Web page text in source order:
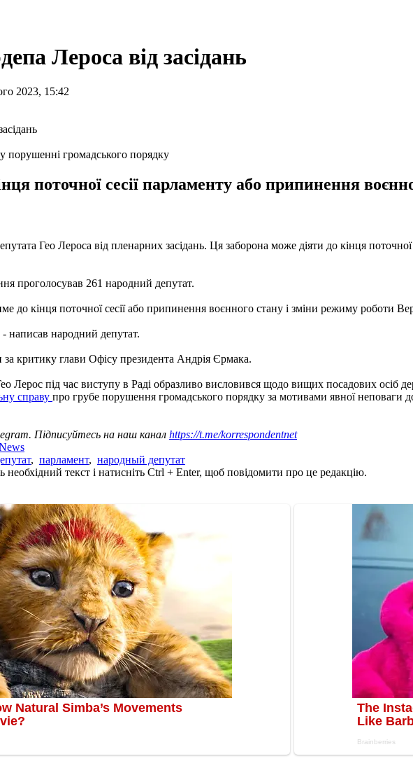
Лероса від засідань
2023, 15:42
порушенні громадського порядку
поточної сесії парламенту або припинення
Гео Лероса від пленарних засідань. Ця заборона може діяти до кінця
проголосував 261 народний депутат.
до кінця поточної сесії або припинення воєнного стану і зміни режиму роботи
написав народний депутат.
критику глави Офісу президента Андрія Єрмака.
Лерос під час виступу в Раді образливо висловився щодо вищих посадових осіб
справу про грубе порушення громадського порядку за мотивами явної неповаги
Підписуйтесь на наш канал https://t.me/korrespondentnet
, парламент, народный депутат
текст і натисніть Ctrl + Enter, щоб повідомити про це редакцію.